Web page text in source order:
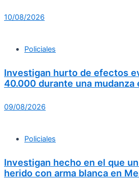
10/08/2026
Policiales
Investigan hurto de efectos
40.000 durante una mudanza
09/08/2026
Policiales
Investigan hecho en el que
herido con arma blanca en